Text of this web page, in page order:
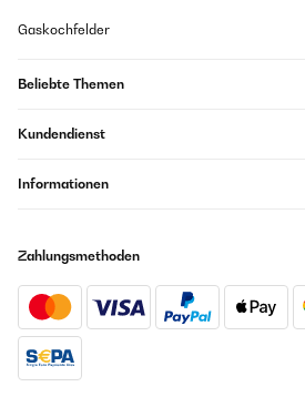
Gaskochfelder
Beliebte Themen
Kundendienst
Informationen
Zahlungsmethoden